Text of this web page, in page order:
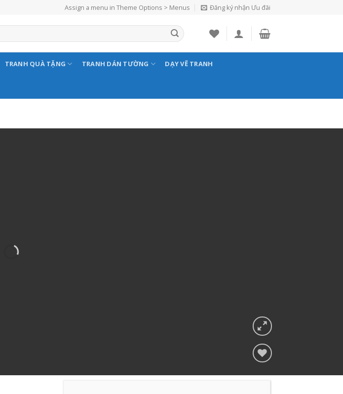
Assign a menu in Theme Options > Menus Đăng ký nhận Ưu đãi
TRANH QUÀ TẶNG TRANH DÁN TƯỜNG DẠY VẼ TRANH